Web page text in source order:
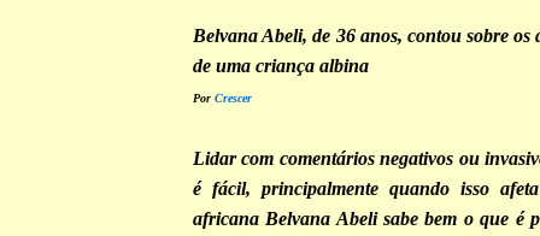
Belvana Abeli, de 36 anos, contou sobre os
de uma criança albina
Por Crescer
Lidar com comentários negativos ou
é fácil, principalmente quando isso
africana Belvana Abeli sabe bem o que é